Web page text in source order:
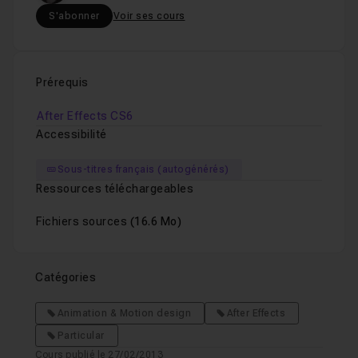
S'abonner Voir ses cours
Prérequis
After Effects CS6
Accessibilité
Sous-titres français (autogénérés)
Ressources téléchargeables
Fichiers sources (16.6 Mo)
Catégories
Animation & Motion design
After Effects
Particular
Cours publié le 27/02/2013